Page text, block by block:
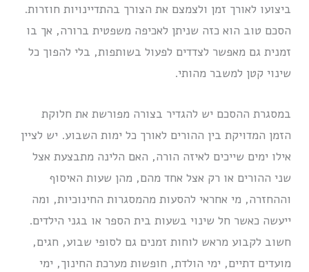
ביצועו לאורך זמן ולצמצם את הצורך בהתדיינויות חוזרות.
הסכם טוב הוא כזה שניתן לאכיפה משפטית ברורה, אך בו
זמנית גם מאפשר לצדדים לפעול בשותפות, בלי להפוך כל
שינוי קטן למשבר מהותי.
במסגרת ההסכם יש להגדיר בצורה מפורשת את חלוקת
הזמן המדויקת בין ההורים לאורך כל ימות השבוע. יש לציין
אילו ימים שייכים לאיזה הורה, האם הלינה מתבצעת אצל
שני ההורים או רק אצל אחד מהם, מהן שעות האיסוף
וההחזרה, מי אחראי להסעות מהמסגרות החינוכיות, ומה
ייעשה כאשר חל שינוי בשעות בית הספר או בגני הילדים.
חשוב לקבוע מראש לוחות זמנים גם לסופי שבוע, חגים,
מועדים דתיים, ימי הולדת, חופשות מערכת החינוך, ימי